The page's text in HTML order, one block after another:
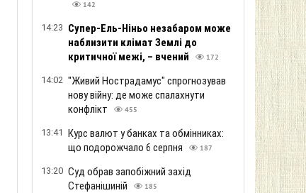
142
14:23 Супер-Ель-Ніньо незабаром може
наблизити клімат Землі до
критичної межі, – вчений
172
14:02 "Живий Нострадамус" спрогнозував
нову війну: де може спалахнути
конфлікт
455
13:41 Курс валют у банках та обмінниках:
що подорожчало 6 серпня
187
13:20 Суд обрав запобіжний захід
Стефанішиній
185